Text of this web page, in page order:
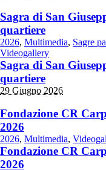
Sagra di San
quartiere
2026, Multimedia, Sagre
Videogallery
Sagra di San
quartiere
29 Giugno 2026
Fondazione CR
2026
2026, Multimedia,
Fondazione CR
2026